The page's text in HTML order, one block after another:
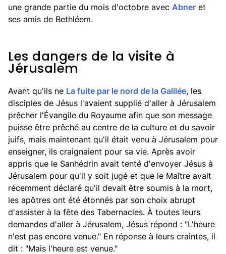
une grande partie du mois d'octobre avec Abner et
ses amis de Bethléem.
Les dangers de la visite à
Jérusalem
Avant qu'ils ne La fuite par le nord de la Galilée, les
disciples de Jésus l'avaient supplié d'aller à Jérusalem
prêcher l'Évangile du Royaume afin que son message
puisse être prêché au centre de la culture et du savoir
juifs, mais maintenant qu'il était venu à Jérusalem pour
enseigner, ils craignaient pour sa vie. Après avoir
appris que le Sanhédrin avait tenté d'envoyer Jésus à
Jérusalem pour qu'il y soit jugé et que le Maître avait
récemment déclaré qu'il devait être soumis à la mort,
les apôtres ont été étonnés par son choix abrupt
d'assister à la fête des Tabernacles. À toutes leurs
demandes d'aller à Jérusalem, Jésus répond : "L'heure
n'est pas encore venue." En réponse à leurs craintes, il
dit : "Mais l'heure est venue."